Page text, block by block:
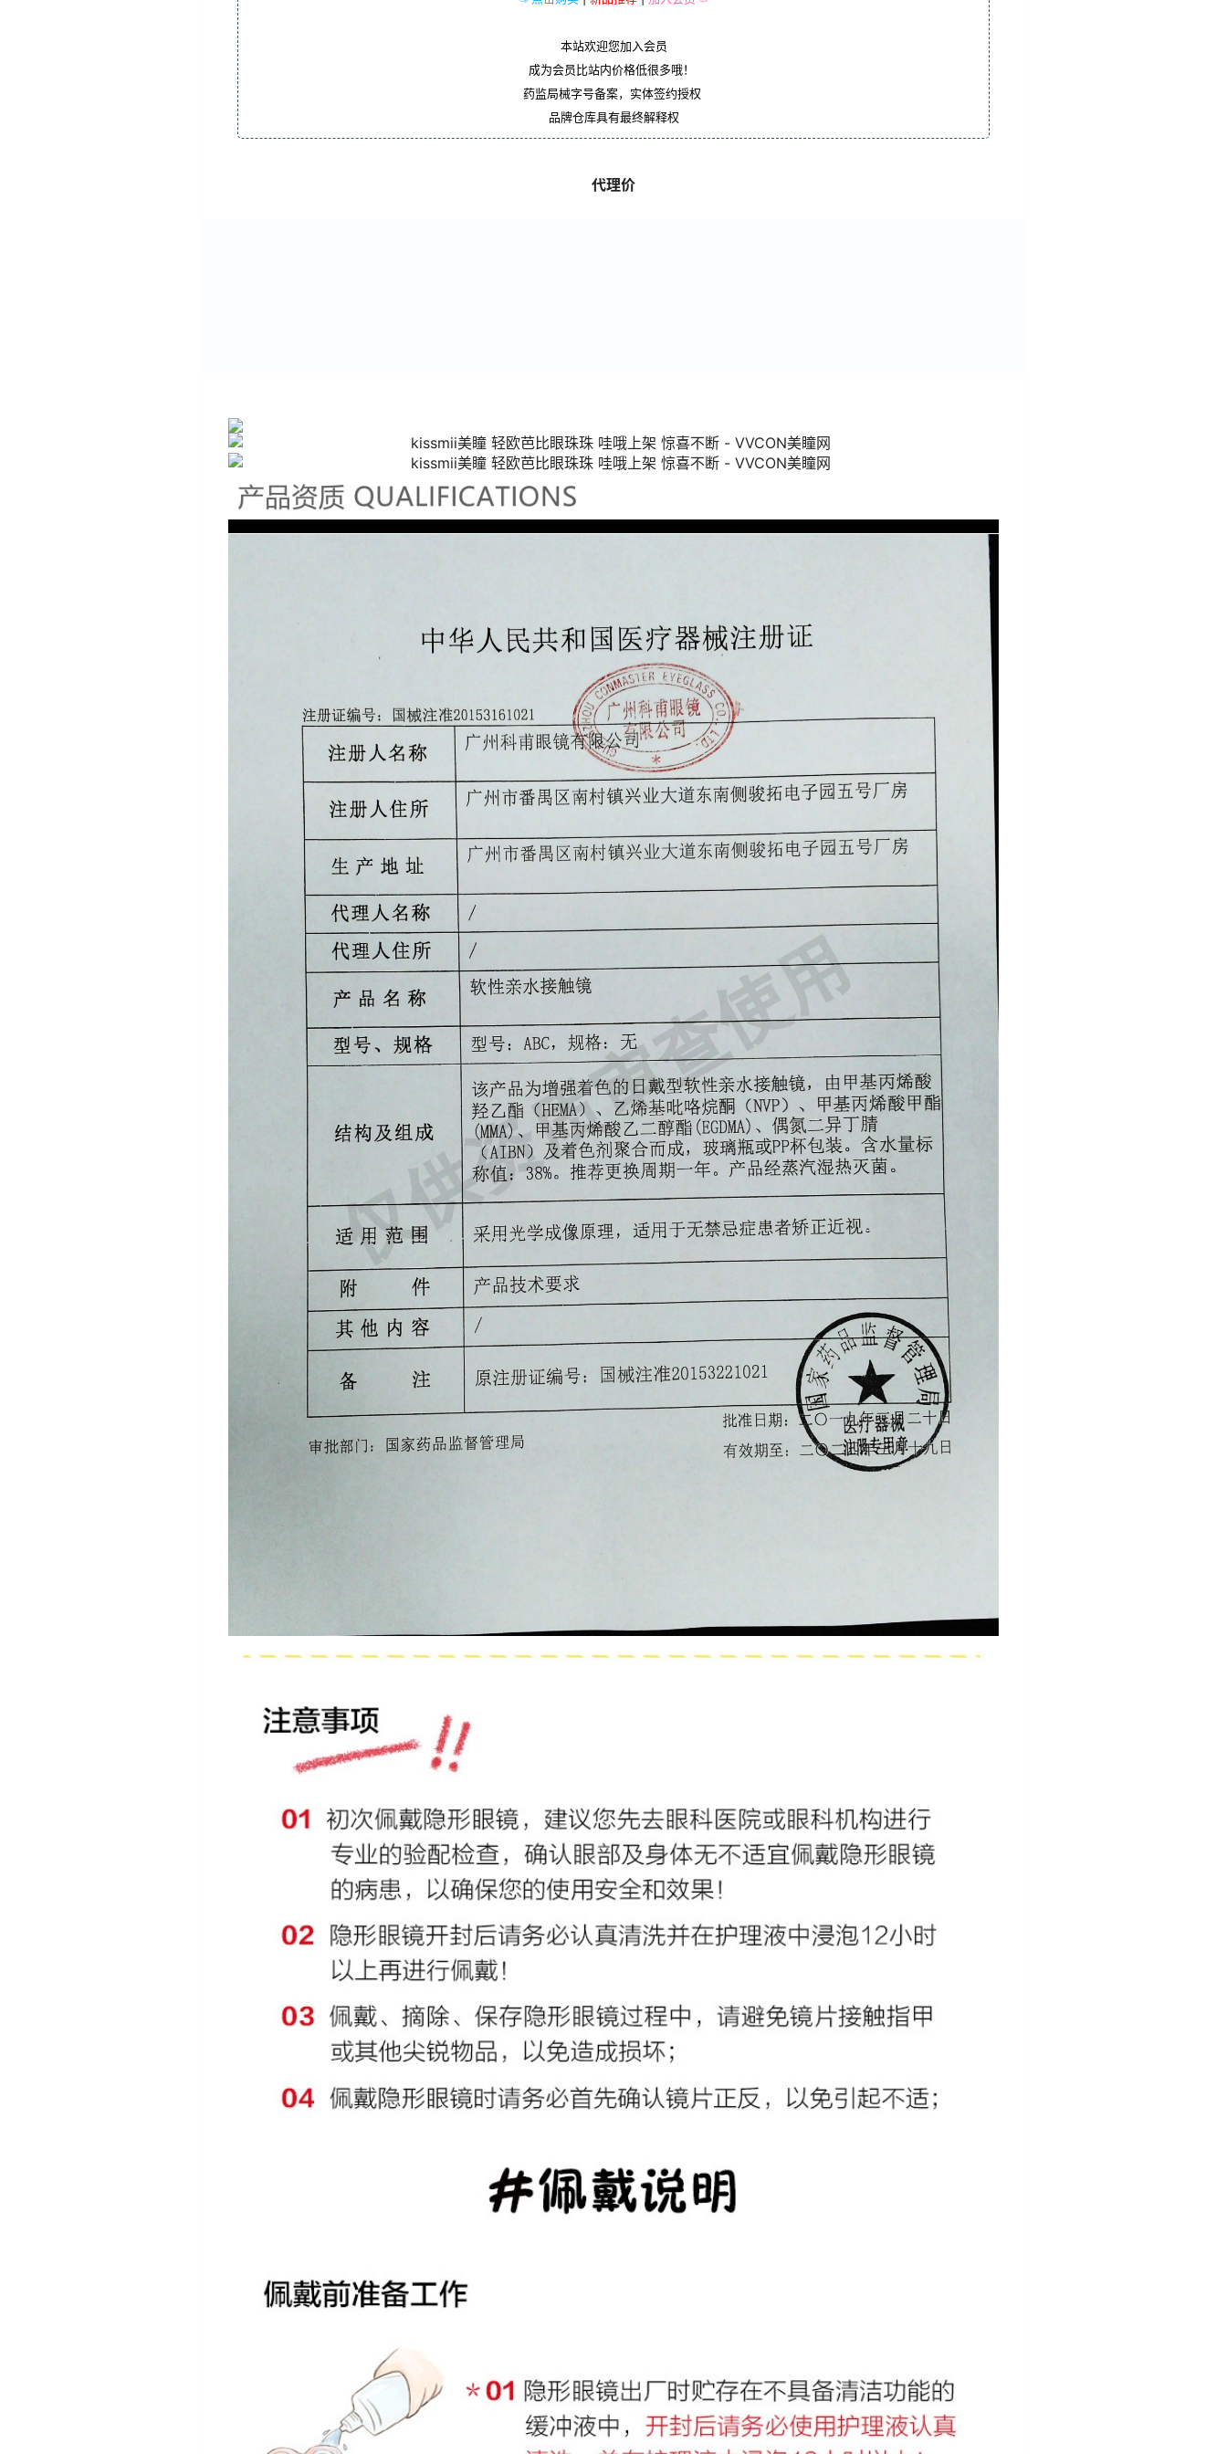
本站欢迎您加入会员
成为会员比站内价格低很多哦！
药监局械字号备案，实体签约授权
品牌仓库具有最终解释权
代理价